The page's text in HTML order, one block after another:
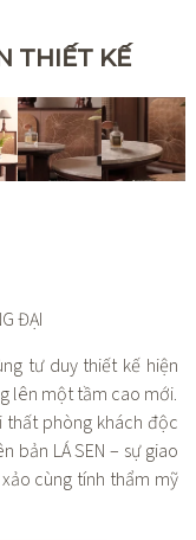
THIẾT KẾ
ĐẠI
tư duy thiết kế hiện
lên một tầm cao mới.
thất phòng khách độc
bản LÁ SEN – sự giao
cùng tính thẩm mỹ